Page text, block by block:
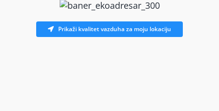
Prikaži kvalitet vazduha za moju lokaciju